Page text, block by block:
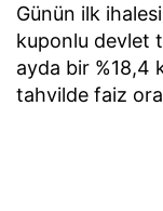
Günün ilk
kuponlu devlet
ayda bir %18,4
tahvilde faiz